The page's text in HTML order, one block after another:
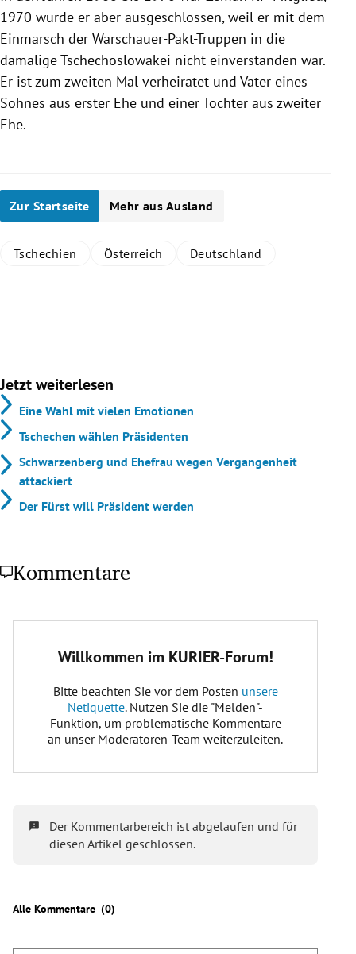
1970 wurde er aber ausgeschlossen, weil er mit dem
Einmarsch der Warschauer-Pakt-Truppen in die
damaligeTschechoslowakei nicht einverstanden war.
Er ist zum zweiten Mal verheiratet und Vater eines
Sohnes aus erster Ehe und einer Tochter aus zweiter
Ehe.
Zur Startseite Mehr aus Ausland
Tschechien Österreich Deutschland
Jetzt weiterlesen
Eine Wahl mit vielen Emotionen
Tschechen wählen Präsidenten
Schwarzenberg und Ehefrau wegen Vergangenheit
attackiert
Der Fürst will Präsident werden
Kommentare